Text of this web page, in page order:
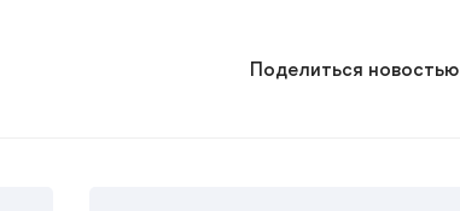
Поделиться новостью